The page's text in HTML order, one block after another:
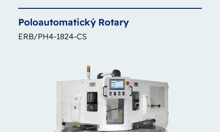
Poloautomatický Rotary
ERB/PH4-1824-CS